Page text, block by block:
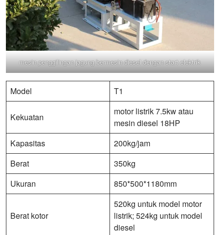
mesin penggilingan jagung bermesin diesel dengan start elektrik
Model T1
Kekuatan
motor listrik 7.5kw atau
mesin diesel 18HP
Kapasitas
200kg/jam
Berat
350kg
Ukuran
850*500*1180mm
Berat kotor
520kg untuk model motor
listrik; 524kg untuk model
diesel